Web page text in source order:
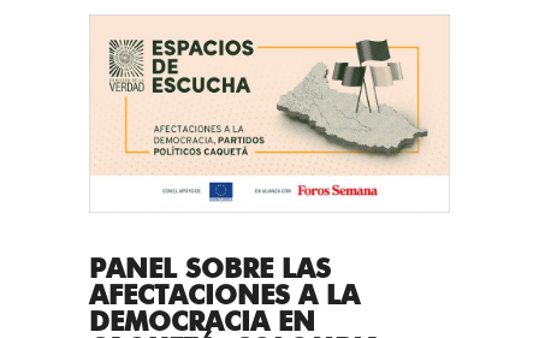
PANEL SOBRE LAS
AFECTACIONES A LA
DEMOCRACIA EN